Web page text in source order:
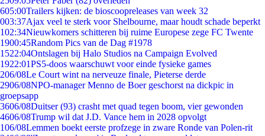
605:00Trailers kijken: de bioscoopreleases van week 32
003:37Ajax veel te sterk voor Shelbourne, maar houdt schade beperkt
102:34Nieuwkomers schitteren bij ruime Europese zege FC Twente
1900:45Random Pics van de Dag #1978
1522:04Ontslagen bij Halo Studios na Campaign Evolved
1922:01PS5-doos waarschuwt voor einde fysieke games
206/08Le Court wint na nerveuze finale, Pieterse derde
2906/08NPO-manager Menno de Boer geschorst na dickpic in
groepsapp
3606/08Duitser (93) crasht met quad tegen boom, vier gewonden
4606/08Trump wil dat J.D. Vance hem in 2028 opvolgt
106/08Lemmen boekt eerste profzege in zware Ronde van Polen-rit